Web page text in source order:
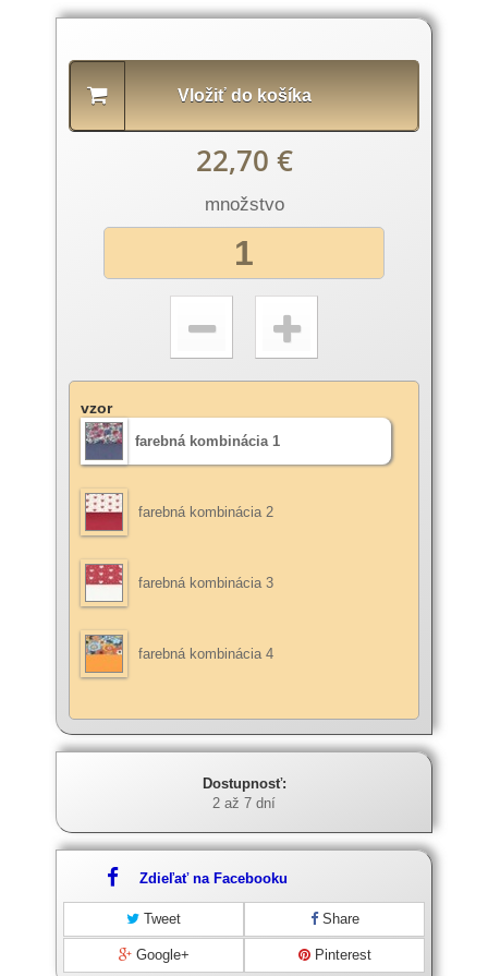
Vložiť do košíka
22,70 €
množstvo
vzor
farebná kombinácia 1
farebná kombinácia 2
farebná kombinácia 3
farebná kombinácia 4
Dostupnosť:
2 až 7 dní
Zdieľať na Facebooku
Tweet Share
Google+ Pinterest
produktu